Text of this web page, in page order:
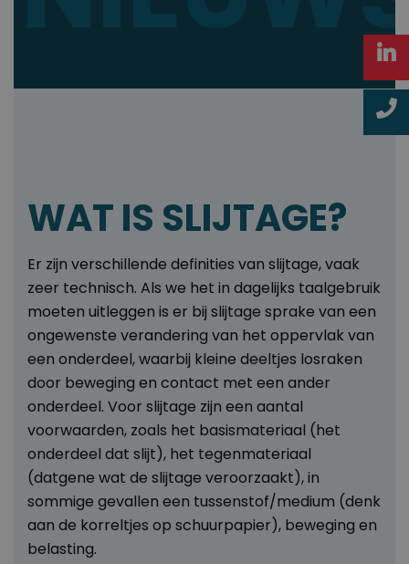
WAT IS SLIJTAGE?
Er zijn verschillende definities van slijtage, vaak
zeer technisch. Als we het in dagelijks taalgebruik
moeten uitleggen is er bij slijtage sprake van een
ongewenste verandering van het oppervlak van
een onderdeel, waarbij kleine deeltjes losraken
door beweging en contact met een ander
onderdeel. Voor slijtage zijn een aantal
voorwaarden, zoals het basismateriaal (het
onderdeel dat slijt), het tegenmateriaal
(datgene wat de slijtage veroorzaakt), in
sommige gevallen een tussenstof/medium (denk
aan de korreltjes op schuurpapier), beweging en
belasting.